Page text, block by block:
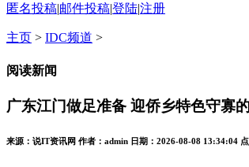
匿名投稿|邮件投稿|登陆|注册
主页 > IDC频道 >
阅读新闻
广东江门做足准备 迎侨乡特色守寡
来源：说IT资讯网 作者：admin 日期：2026-08-08 13:34:04